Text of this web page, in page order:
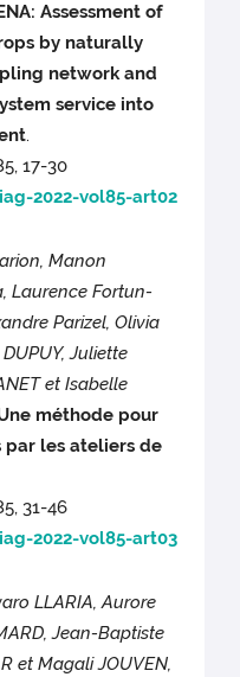
Assessment of
by naturally
network and
service into
.
17-30
2022-vol85-art02
Manon
Laurence Fortun-
Parizel, Olivia
Juliette
et Isabelle
méthode pour
par les ateliers de
31-46
2022-vol85-art03
LLARIA, Aurore
Jean-Baptiste
et Magali JOUVEN,